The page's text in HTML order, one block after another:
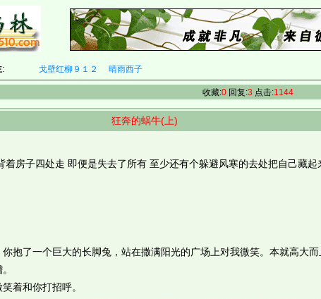
: 戈壁红柳９１２ 晴雨西子
收藏:0 回复:3 点击:1144
狂奔的蜗牛(上)
子四处走 即便是失去了所有 至少还有个躲避风寒的去处把自己藏起
了一个巨大的长脚兔，站在撒满阳光的广场上对我微笑。本就高大而
着和你打招呼。